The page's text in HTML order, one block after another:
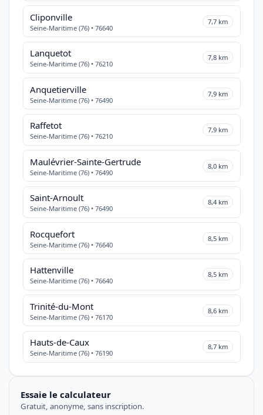
Cliponville
Seine-Maritime (76) • 76640
7,7 km
Lanquetot
Seine-Maritime (76) • 76210
7,8 km
Anquetierville
Seine-Maritime (76) • 76490
7,9 km
Raffetot
Seine-Maritime (76) • 76210
7,9 km
Maulévrier-Sainte-Gertrude
Seine-Maritime (76) • 76490
8,0 km
Saint-Arnoult
Seine-Maritime (76) • 76490
8,4 km
Rocquefort
Seine-Maritime (76) • 76640
8,5 km
Hattenville
Seine-Maritime (76) • 76640
8,5 km
Trinité-du-Mont
Seine-Maritime (76) • 76170
8,6 km
Hauts-de-Caux
Seine-Maritime (76) • 76190
8,7 km
Essaie le calculateur
Gratuit, anonyme, sans inscription.